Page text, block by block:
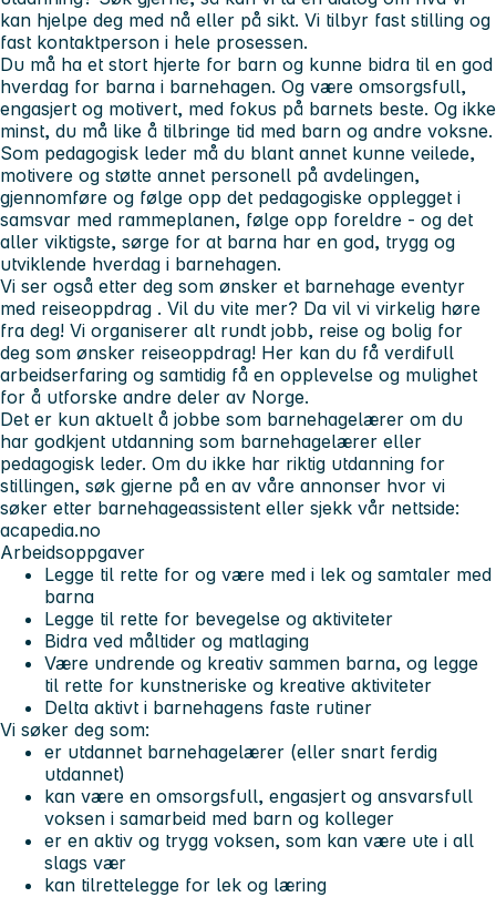
kan hjelpe deg med nå eller på sikt. Vi tilbyr fast stilling og
fast kontaktperson i hele prosessen.
Du må ha et stort hjerte for barn og kunne bidra til en god
hverdag for barna i barnehagen. Og være omsorgsfull,
engasjert og motivert, med fokus på barnets beste. Og ikke
minst, du må like å tilbringe tid med barn og andre voksne.
Som pedagogisk leder må du blant annet kunne veilede,
motivere og støtte annet personell på avdelingen,
gjennomføre og følge opp det pedagogiske opplegget i
samsvar med rammeplanen, følge opp foreldre - og det
aller viktigste, sørge for at barna har en god, trygg og
utviklende hverdag i barnehagen.
Vi ser også etter deg som ønsker et barnehage eventyr
med reiseoppdrag . Vil du vite mer? Da vil vi virkelig høre
fra deg! Vi organiserer alt rundt jobb, reise og bolig for
deg som ønsker reiseoppdrag! Her kan du få verdifull
arbeidserfaring og samtidig få en opplevelse og mulighet
for å utforske andre deler av Norge.
Det er kun aktuelt å jobbe som barnehagelærer om du
har godkjent utdanning som barnehagelærer eller
pedagogisk leder. Om du ikke har riktig utdanning for
stillingen, søk gjerne på en av våre annonser hvor vi
søker etter barnehageassistent eller sjekk vår nettside:
acapedia.no
Arbeidsoppgaver
Legge til rette for og være med i lek og samtaler med
barna
Legge til rette for bevegelse og aktiviteter
Bidra ved måltider og matlaging
Være undrende og kreativ sammen barna, og legge
til rette for kunstneriske og kreative aktiviteter
Delta aktivt i barnehagens faste rutiner
Vi søker deg som:
er utdannet barnehagelærer (eller snart ferdig
utdannet)
kan være en omsorgsfull, engasjert og ansvarsfull
voksen i samarbeid med barn og kolleger
er en aktiv og trygg voksen, som kan være ute i all
slags vær
kan tilrettelegge for lek og læring